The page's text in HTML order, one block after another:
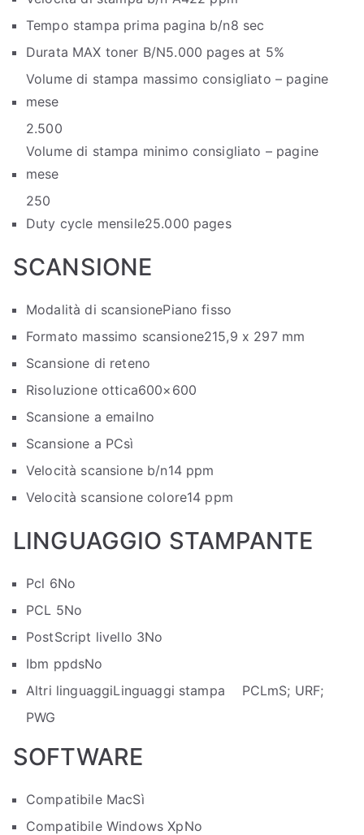
Tempo stampa prima pagina b/n8 sec
Durata MAX toner B/N5.000 pages at 5%
Volume di stampa massimo consigliato – pagine
mese
2.500
Volume di stampa minimo consigliato – pagine
mese
250
Duty cycle mensile25.000 pages
SCANSIONE
Modalità di scansionePiano fisso
Formato massimo scansione215,9 x 297 mm
Scansione di reteno
Risoluzione ottica600×600
Scansione a emailno
Scansione a PCsì
Velocità scansione b/n14 ppm
Velocità scansione colore14 ppm
LINGUAGGIO STAMPANTE
Pcl 6No
PCL 5No
PostScript livello 3No
Ibm ppdsNo
Altri linguaggiLinguaggi stampa PCLmS; URF;
PWG
SOFTWARE
Compatibile MacSì
Compatibile Windows XpNo